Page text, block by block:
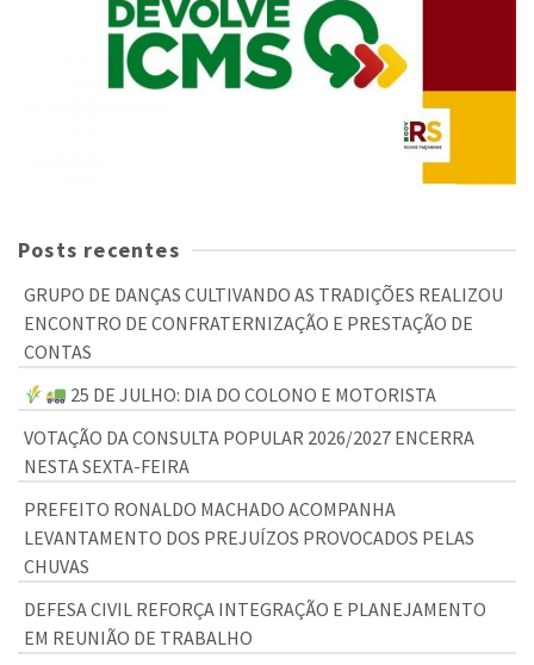
Posts recentes
GRUPO DE DANÇAS CULTIVANDO AS TRADIÇÕES REALIZOU
ENCONTRO DE CONFRATERNIZAÇÃO E PRESTAÇÃO DE
CONTAS
25 DE JULHO: DIA DO COLONO E MOTORISTA
VOTAÇÃO DA CONSULTA POPULAR 2026/2027 ENCERRA
NESTA SEXTA-FEIRA
PREFEITO RONALDO MACHADO ACOMPANHA
LEVANTAMENTO DOS PREJUÍZOS PROVOCADOS PELAS
CHUVAS
DEFESA CIVIL REFORÇA INTEGRAÇÃO E PLANEJAMENTO
EM REUNIÃO DE TRABALHO